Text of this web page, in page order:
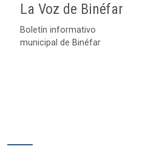
La Voz de Binéfar
Boletín informativo
municipal de Binéfar